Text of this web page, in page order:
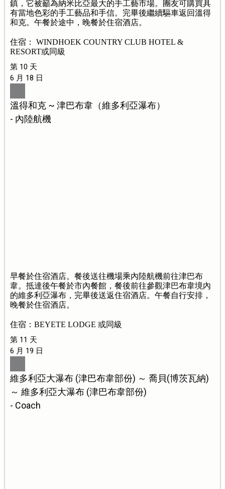
鎮，它被籲為納米比亞最大的手工藝市場。團友可購買具
有當地色彩的手工藝品和手信。完畢後繼續驅車返回溫得
和克。午餐於途中，晚餐於住宿酒店。
住宿： WINDHOEK COUNTRY CLUB HOTEL &
RESORT或同級
第 10 天
6 月 18 日
溫得和克 ~ 津巴布韋（維多利亞瀑布）
- 內陸航機
早餐於住宿酒店。餐後送往機場乘內陸航機前往津巴布
韋。抵達後午餐於市內餐館，餐後前往參觀津巴布韋境內
的維多利亞瀑布，完畢後送返住宿酒店。午餐自行安排，
晚餐於住宿酒店。
住宿：BEYETE LODGE 或同級
第 11 天
6 月 19 日
維多利亞大瀑布 (津巴布韋部份) ～ 喬貝(博茨瓦納)
～ 維多利亞大瀑布 (津巴布韋部份)
- Coach